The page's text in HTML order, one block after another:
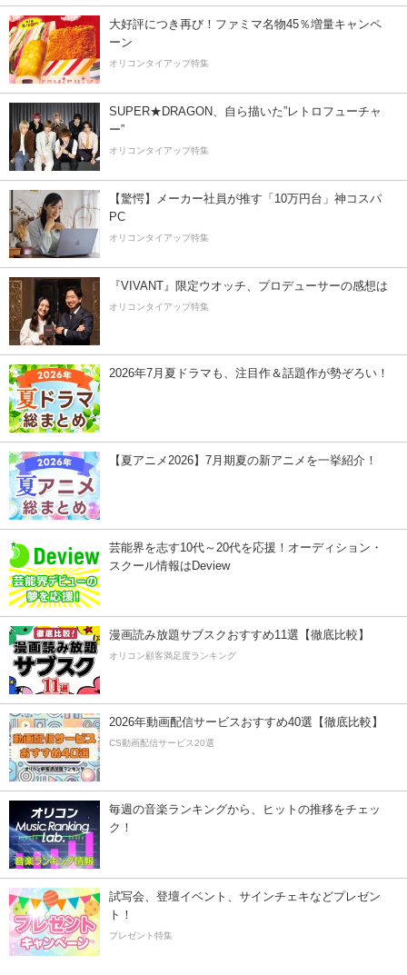
大好評につき再び！ファミマ名物45％増量キャンペ
ーン
オリコンタイアップ特集
SUPER★DRAGON、自ら描いた”レトロフューチャ
ー”
オリコンタイアップ特集
【驚愕】メーカー社員が推す「10万円台」神コスパ
PC
オリコンタイアップ特集
『VIVANT』限定ウオッチ、プロデューサーの感想は
オリコンタイアップ特集
2026年7月夏ドラマも、注目作＆話題作が勢ぞろい！
【夏アニメ2026】7月期夏の新アニメを一挙紹介！
芸能界を志す10代～20代を応援！オーディション・
スクール情報はDeview
漫画読み放題サブスクおすすめ11選【徹底比較】
オリコン顧客満足度ランキング
2026年動画配信サービスおすすめ40選【徹底比較】
CS動画配信サービス20選
毎週の音楽ランキングから、ヒットの推移をチェッ
ク！
試写会、登壇イベント、サインチェキなどプレゼン
ト！
プレゼント特集